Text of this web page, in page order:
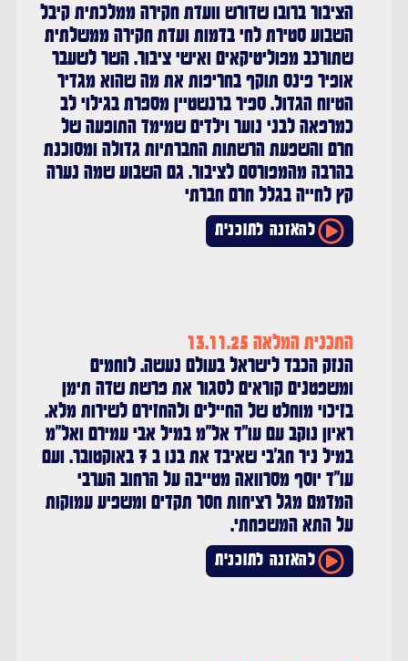
הציבור ברובו שדורש וועדת חקירה ממלכתית קיבל
השבוע סטירת לחי בדמות ועדת חקירה ממשלתית
שתורכב מפוליטיקאים ואישי ציבור. השר לשעבר
אופיר פינס תוקף בחריפות את מה שהוא מגדיר
הטיוח הגדול. ספיר ברנשטיין מספרת בגילוי לב
כמרפאה לבני נוער וילדים שמימד התופעה של
חרם והשפעת הרשתות החברתיות גדולה ומסוכנת
בהרבה מהמפורסם לציבור. גם השבוע שמה נערה
קץ לחייה בגלל חרם חברתי
להאזנה לתוכנית
התכנית המלאה 13.11.25
הנזק הכבד לישראל בעולם נעשה. לוחמים
ומשפטנים קוראים לסגור את פרשת שדה תימן
בזיכוי מוחלט של החיילים ולהחזירם לשירות מלא.
ראיון נוקב עם עו"ד אל"מ במיל אבי עמירם ואל"מ
במיל ניר חג'בי שאיבד את בנו ב 7 באוקטובר. ועם
עו"ד יוסף מסרוואה מטייבה על הרחוב הערבי
המדמם מגל רציחות חסר תקדים ומשפיע עמוקות
על התא המשפחתי.
להאזנה לתוכנית
רדיו סול - שידור חי
עכשיו בשידור: לכה דודי